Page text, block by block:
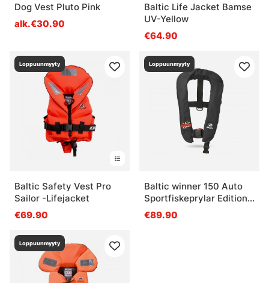
Dog Vest Pluto Pink
alk.€30.90
Baltic Life Jacket Bamse
UV-Yellow
€64.90
Loppuunmyyty
Baltic Safety Vest Pro
Sailor -Lifejacket
€69.90
Loppuunmyyty
Baltic winner 150 Auto
Sportfiskeprylar Edition
(Black)
€89.90
Loppuunmyyty